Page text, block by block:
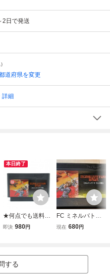
2日で発送
道府県を変更
詳細
本日終了
★何点でも送料１
８５円★ ミネルバ
ソフト 動作確認済
み
即決 980円
FC ミネルバトン
サーガ ラゴンの復
現在 680円
する